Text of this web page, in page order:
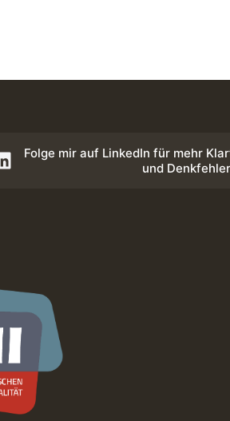
Folge mir auf LinkedIn für mehr
und